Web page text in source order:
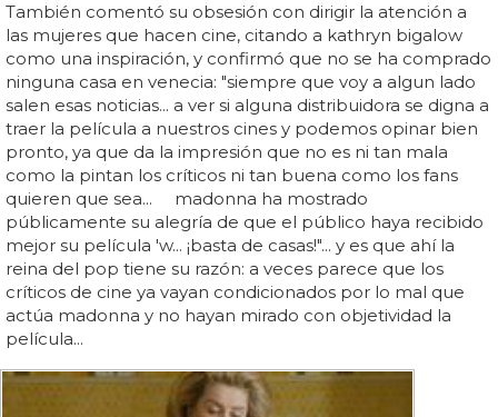
También comentó su obsesión con dirigir la atención a
las mujeres que hacen cine, citando a kathryn bigalow
como una inspiración, y confirmó que no se ha comprado
ninguna casa en venecia: "siempre que voy a algun lado
salen esas noticias... a ver si alguna distribuidora se digna a
traer la película a nuestros cines y podemos opinar bien
pronto, ya que da la impresión que no es ni tan mala
como la pintan los críticos ni tan buena como los fans
quieren que sea... madonna ha mostrado
públicamente su alegría de que el público haya recibido
mejor su película 'w... ¡basta de casas!"... y es que ahí la
reina del pop tiene su razón: a veces parece que los
críticos de cine ya vayan condicionados por lo mal que
actúa madonna y no hayan mirado con objetividad la
película...